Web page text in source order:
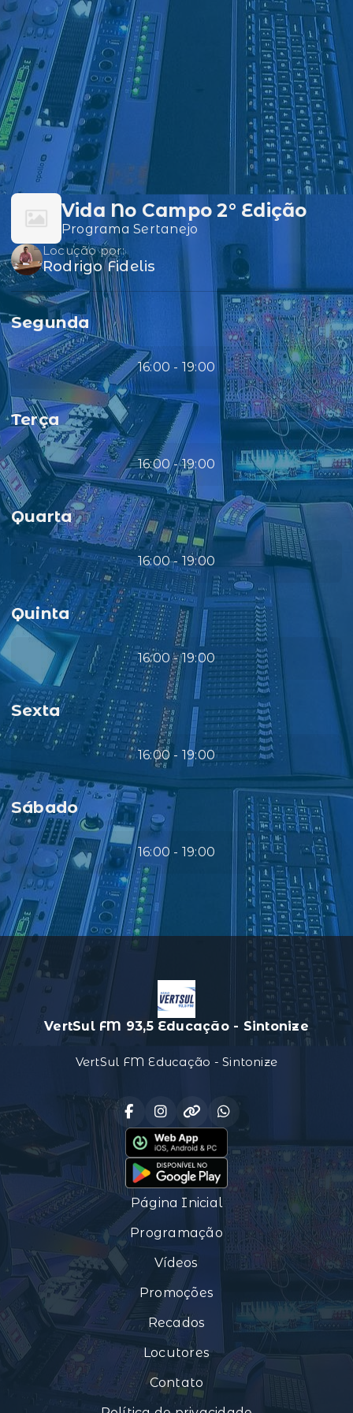
Vida No Campo 2° Edição
Programa Sertanejo
Locução por:
Rodrigo Fidelis
Segunda
16:00 - 19:00
Terça
16:00 - 19:00
Quarta
16:00 - 19:00
Quinta
16:00 - 19:00
Sexta
16:00 - 19:00
Sábado
16:00 - 19:00
VertSul FM 93,5 Educação - Sintonize
VertSul FM Educação - Sintonize
Página Inicial
Programação
Vídeos
Promoções
Recados
Locutores
Contato